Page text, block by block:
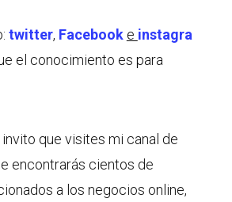
twitter, Facebook e instagra
el conocimiento es para
que visites mi canal de
encontrarás cientos de
a los negocios online,